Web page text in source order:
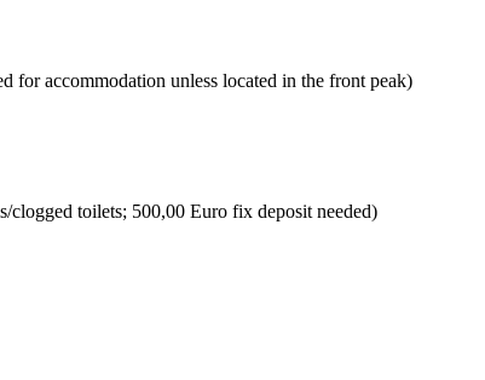
for accommodation unless located in the front peak)
clogged toilets; 500,00 Euro fix deposit needed)